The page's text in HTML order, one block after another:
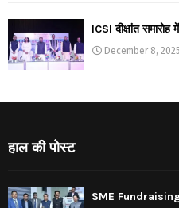
ICSI दीक्षांत समारोह
December 8, 2025
हाल की पोस्ट
SME Fundraising